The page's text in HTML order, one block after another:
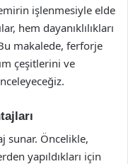
işlenmesiyle elde
hem dayanıklılıkları
makalede, ferforje
çeşitlerini ve
sunar. Öncelikle,
yapıldıkları için